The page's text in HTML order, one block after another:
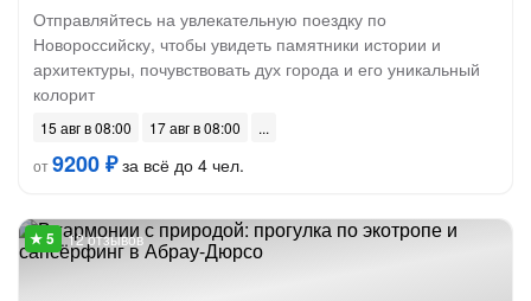
Отправляйтесь на увлекательную поездку по
Новороссийску, чтобы увидеть памятники истории и
архитектуры, почувствовать дух города и его уникальный
колорит
15 авг в 08:00
17 авг в 08:00
от9200 ₽за всё до 4 чел.
12 отзывов